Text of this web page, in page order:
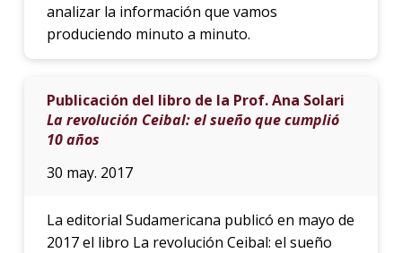
analizar la información que vamos
produciendo minuto a minuto.
Publicación del libro de la Prof. Ana Solari
La revolución Ceibal: el sueño que cumplió
10 años
30 may. 2017
La editorial Sudamericana publicó en mayo de
2017 el libro La revolución Ceibal: el sueño